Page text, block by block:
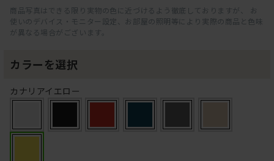
商品写真はできる限り実物の色に近づけるよう徹底しておりますが、 お
使いのデバイス・モニター設定、お部屋の照明等により実際の商品と色味
が異なる場合がございます。
カラーを選択
カナリアイエロー